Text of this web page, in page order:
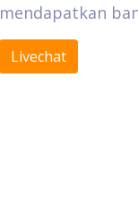
mendapatkan
Livechat